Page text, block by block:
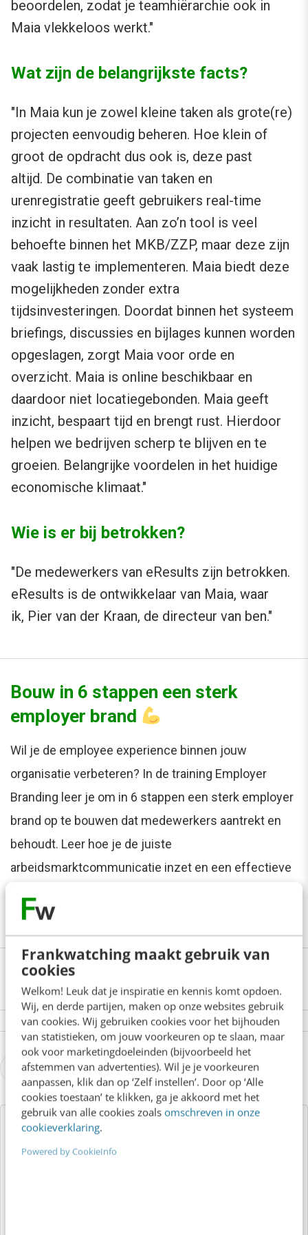
Frankwatching maakt gebruik van
cookies
Welkom! Leuk dat je inspiratie en kennis komt opdoen.
Wij, en derde partijen, maken op onze websites gebruik
van cookies. Wij gebruiken cookies voor het bijhouden
van statistieken, om jouw voorkeuren op te slaan, maar
ook voor marketingdoeleinden (bijvoorbeeld het
afstemmen van advertenties). Wil je je voorkeuren
aanpassen, klik dan op ‘Zelf instellen’. Door op ‘Alle
cookies toestaan’ te klikken, ga je akkoord met het
gebruik van alle cookies zoals omschreven in onze
cookieverklaring.
Powered by CookieInfo
beoordelen, zodat je teamhiërarchie ook in
Maia vlekkeloos werkt."
Wat zijn de belangrijkste facts?
"In Maia kun je zowel kleine taken als grote(re)
projecten eenvoudig beheren. Hoe klein of
groot de opdracht dus ook is, deze past
altijd. De combinatie van taken en
urenregistratie geeft gebruikers real-time
inzicht in resultaten. Aan zo’n tool is veel
behoefte binnen het MKB/ZZP, maar deze zijn
vaak lastig te implementeren. Maia biedt deze
mogelijkheden zonder extra
tijdsinvesteringen. Doordat binnen het systeem
briefings, discussies en bijlages kunnen worden
opgeslagen, zorgt Maia voor orde en
overzicht. Maia is online beschikbaar en
daardoor niet locatiegebonden. Maia geeft
inzicht, bespaart tijd en brengt rust. Hierdoor
helpen we bedrijven scherp te blijven en te
groeien. Belangrijke voordelen in het huidige
economische klimaat."
Wie is er bij betrokken?
"De medewerkers van eResults zijn betrokken.
eResults is de ontwikkelaar van Maia, waar
ik, Pier van der Kraan, de directeur van ben."
Bouw in 6 stappen een sterk
employer brand
Wil je de employee experience binnen jouw
organisatie verbeteren? In de training Employer
Branding leer je om in 6 stappen een sterk employer
brand op te bouwen dat medewerkers aantrekt en
behoudt. Leer hoe je de juiste
arbeidsmarktcommunicatie inzet en een effectieve
weten?
0 reacties - Plaats als eerste een reactie!
Over de auteur